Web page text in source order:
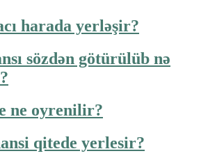
harada yerləşir?
sözdən götürülüb nə
ne oyrenilir?
qitede yerlesir?